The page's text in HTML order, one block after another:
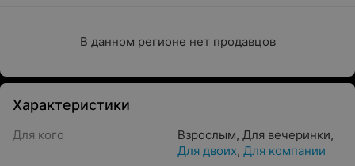
В данном регионе нет продавцов
Характеристики
Для кого Взрослым, Для вечеринки,
Для двоих, Для компании